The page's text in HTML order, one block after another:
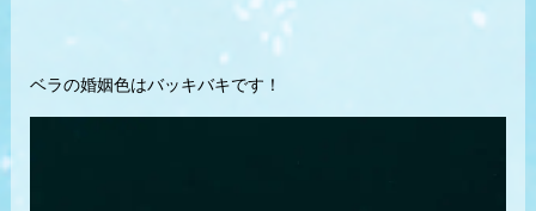
ベラの婚姻色はバッキバキです！